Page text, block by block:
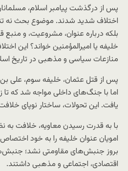
پس از درگذشت پیامبر اسلام،
اختلاف شدید شدند. موضوع بحث نه
بلکه درباره عنوان، مشروعیت، و منبع
خلیفه یا امیرالمؤمنین خواند؟ این
منازعات سیاسی و مذهبی در تاریخ
پس از قتل عثمان، خلیفه سوم، علی
اما با جنگ‌های داخلی مواجه شد که
یافت. این تحولات، ساختار نوپای
با به قدرت رسیدن معاویه، خلافت به
امویان عنوان خلیفه را به خود اختصاص
بروز جنبش‌های مقاومتی نشد؛
اقتصادی، اجتماعی و مذهبی داشتند.